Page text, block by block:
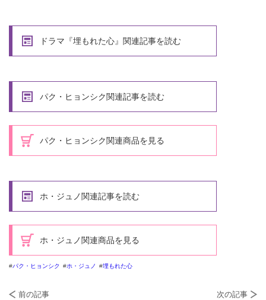
ドラマ『埋もれた心』関連記事を読む
パク・ヒョンシク関連記事を読む
パク・ヒョンシク関連商品を見る
ホ・ジュノ関連記事を読む
ホ・ジュノ関連商品を見る
パク・ヒョンシク ホ・ジュノ 埋もれた心
前の記事 次の記事